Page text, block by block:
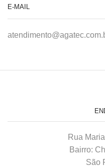
E-MAIL
Rua
Bairro:
São